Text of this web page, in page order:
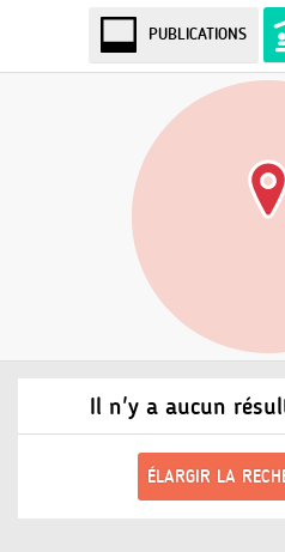
PUBLICATIONS
Il n'y a aucun
ÉLARGIR LA